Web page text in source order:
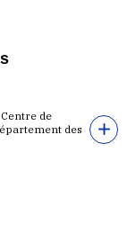
de
des